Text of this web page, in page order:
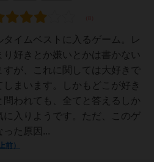
タイムベストに入るゲーム。レ
り好きとか嫌いとかは書かない
すが、これに関しては大好きで
しまいます。しかもどこが好き
問われても、全てと答えるしか
に入りようです。ただ、このゲ
った原因...
前）